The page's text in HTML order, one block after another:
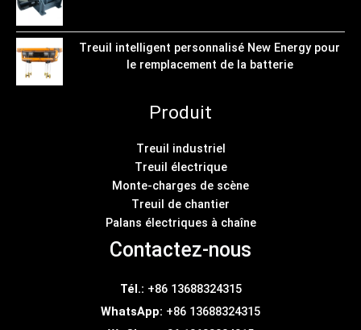
Treuil intelligent personnalisé New Energy pour
le remplacement de la batterie
Produit
Treuil industriel
Treuil électrique
Monte-charges de scène
Treuil de chantier
Palans électriques à chaîne
Contactez-nous
Tél.: +86 13688324315
WhatsApp: +86 13688324315